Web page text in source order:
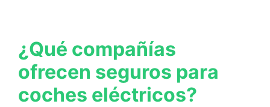
¿Qué compañías
ofrecen seguros para
coches eléctricos?